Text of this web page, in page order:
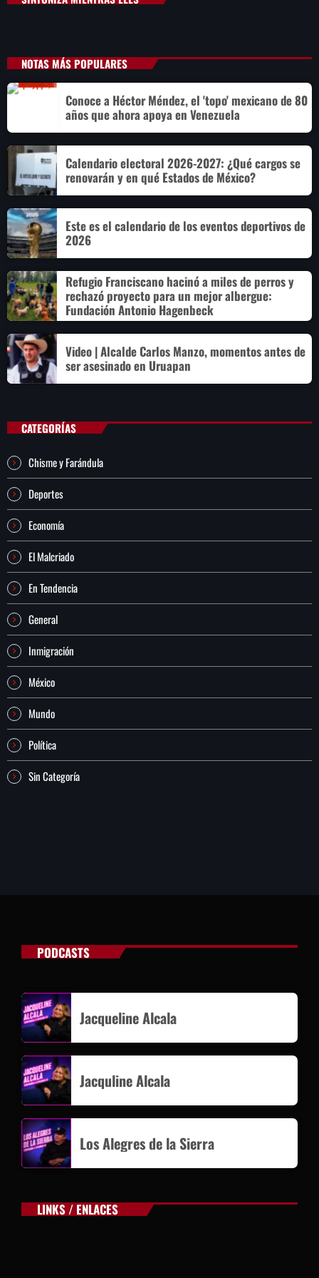
NOTAS MÁS POPULARES
Conoce a Héctor Méndez, el 'topo' mexicano de 80
años que ahora apoya en Venezuela
Calendario electoral 2026-2027: ¿Qué cargos se
renovarán y en qué Estados de México?
Este es el calendario de los eventos deportivos de
2026
Refugio Franciscano hacinó a miles de perros y
rechazó proyecto para un mejor albergue:
Fundación Antonio Hagenbeck
Video | Alcalde Carlos Manzo, momentos antes de
ser asesinado en Uruapan
CATEGORÍAS
Chisme y Farándula
Deportes
Economía
El Malcriado
En Tendencia
General
Inmigración
México
Mundo
Política
Sin Categoría
PODCASTS
Jacqueline Alcala
Jacquline Alcala
Los Alegres de la Sierra
LINKS / ENLACES